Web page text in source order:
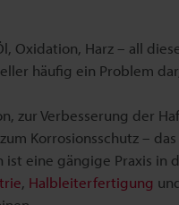
Oxidation, Harz – all
häufig ein Problem
zur Verbesserung der
Korrosionsschutz –
ist eine gängige Praxis in
, Halbleiterfertigung